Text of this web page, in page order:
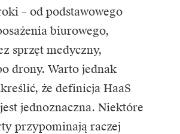
– od podstawowego
biurowego,
sprzęt medyczny,
drony. Warto jednak
że definicja HaaS
jednoznaczna. Niektóre
przypominają raczej